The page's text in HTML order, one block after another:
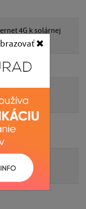
Reset
4G k solárnej